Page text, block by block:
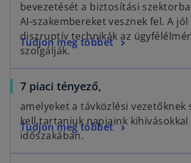
w
t
a
b
a
n
e
w
n
a
n
t
a
b
n
s
i
n
a
n
e
w
t
bevezetését a biztosítási
AI-szakembereket vesznek fel. A
diszruptív technikák az
szolgálják.
Tudjon meg többet
o
p
e
n
i
n
7 piaci tényező,
amelyeket a távközlési vezetőknek
kell tartaniuk napjaink
időszakában.
Tudjon meg többet